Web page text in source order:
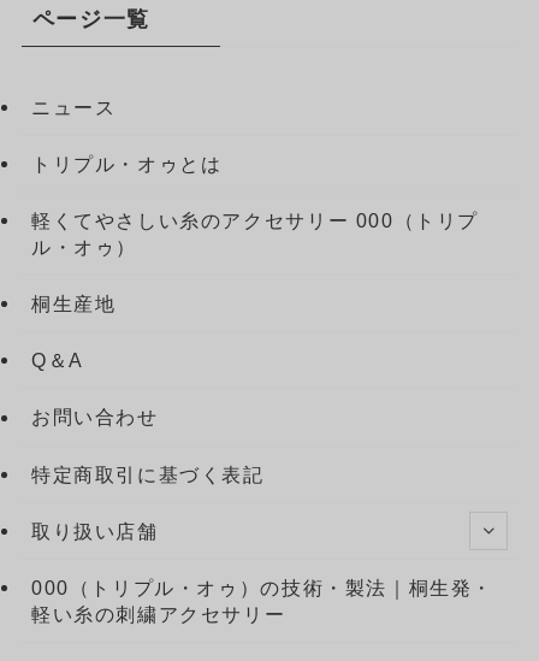
ページ一覧
ニュース
トリプル・オゥとは
軽くてやさしい糸のアクセサリー 000（トリプ
ル・オゥ）
桐生産地
Q＆A
お問い合わせ
特定商取引に基づく表記
取り扱い店舗
000（トリプル・オゥ）の技術・製法｜桐生発・
軽い糸の刺繍アクセサリー